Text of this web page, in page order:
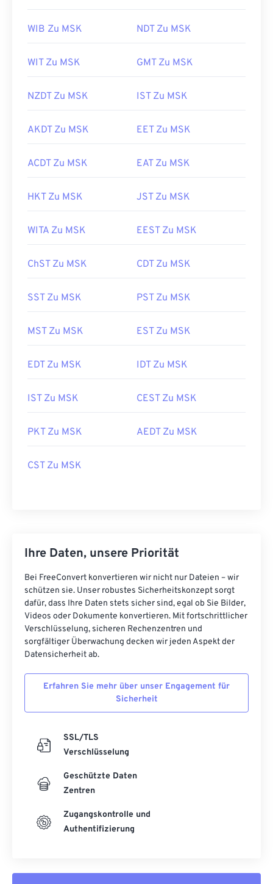
WIB Zu MSK NDT Zu MSK
WIT Zu MSK GMT Zu MSK
NZDT Zu MSK IST Zu MSK
AKDT Zu MSK EET Zu MSK
ACDT Zu MSK EAT Zu MSK
HKT Zu MSK JST Zu MSK
WITA Zu MSK EEST Zu MSK
ChST Zu MSK CDT Zu MSK
SST Zu MSK PST Zu MSK
MST Zu MSK EST Zu MSK
EDT Zu MSK IDT Zu MSK
IST Zu MSK CEST Zu MSK
PKT Zu MSK AEDT Zu MSK
CST Zu MSK
Ihre Daten, unsere Priorität
Bei FreeConvert konvertieren wir nicht nur Dateien – wir
schützen sie. Unser robustes Sicherheitskonzept sorgt
dafür, dass Ihre Daten stets sicher sind, egal ob Sie Bilder,
Videos oder Dokumente konvertieren. Mit fortschrittlicher
Verschlüsselung, sicheren Rechenzentren und
sorgfältiger Überwachung decken wir jeden Aspekt der
Datensicherheit ab.
Erfahren Sie mehr über unser Engagement für
Sicherheit
SSL/TLS
Verschlüsselung
Geschützte Daten
Zentren
Zugangskontrolle und
Authentifizierung